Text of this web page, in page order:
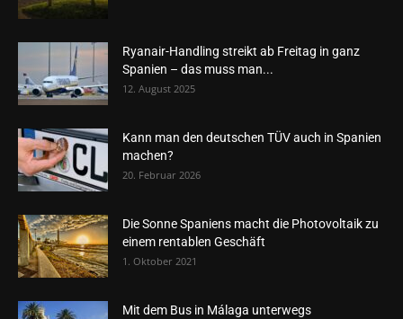
Ryanair-Handling streikt ab Freitag in ganz
Spanien – das muss man...
12. August 2025
Kann man den deutschen TÜV auch in Spanien
machen?
20. Februar 2026
Die Sonne Spaniens macht die Photovoltaik zu
einem rentablen Geschäft
1. Oktober 2021
Mit dem Bus in Málaga unterwegs